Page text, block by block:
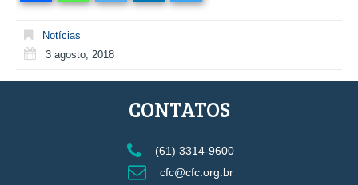
Notícias
3 agosto, 2018
CONTATOS
(61) 3314-9600
cfc@cfc.org.br